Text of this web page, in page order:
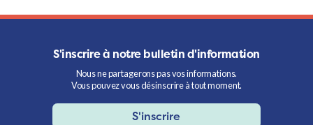
S'inscrire à notre bulletin d'information
Nous ne partagerons pas vos informations.
Vous pouvez vous désinscrire à tout moment.
S'inscrire